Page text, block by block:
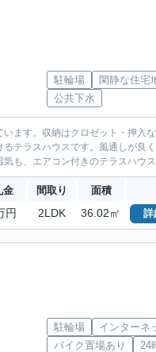
駐輪場 閑静な住宅
公共下水
ます。収納はクロゼット・押入
テラスハウスです。風通しが良
も、エアコン付きのテラスハウ
金 間取り 面積
円 2LDK 36.02㎡ 詳
駐輪場
インターネ
バイク置場あり
24